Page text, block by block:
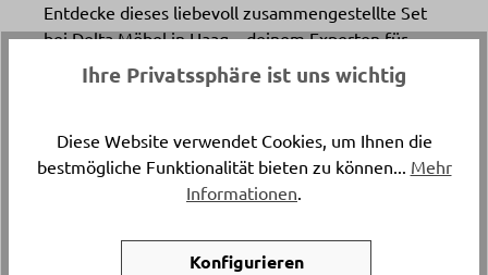
Entdecke dieses liebevoll zusammengestellte Set
bei Delta Möbel in Haag – deinem Experten für
Möbel, Küchen und stilvolle Boutique-Artikel.
Artikelnummer
23332..
Ihre Privatssphäre ist uns wichtig
Diese Website verwendet Cookies, um Ihnen die
bestmögliche Funktionalität bieten zu können... Mehr
Informationen.
Konfigurieren